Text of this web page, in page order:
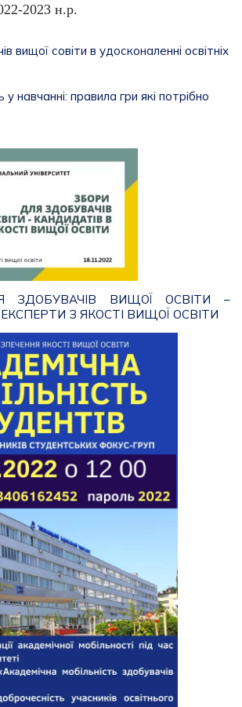
2023 н.р.
вищої совіти в удосконаленні освітніх
навчанні: правила гри які потрібно
ЗДОБУВАЧІВ ВИЩОЇ ОСВІТИ –
З ЯКОСТІ ВИЩОЇ ОСВІТИ